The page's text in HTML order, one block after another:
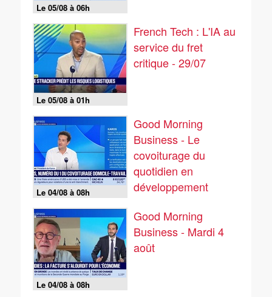
Le 05/08 à 06h
Le 05/08 à 01h
French Tech : L'IA au
service du fret
critique - 29/07
Le 04/08 à 08h
Good Morning
Business - Le
covoiturage du
quotidien en
développement
Le 04/08 à 08h
Good Morning
Business - Mardi 4
août